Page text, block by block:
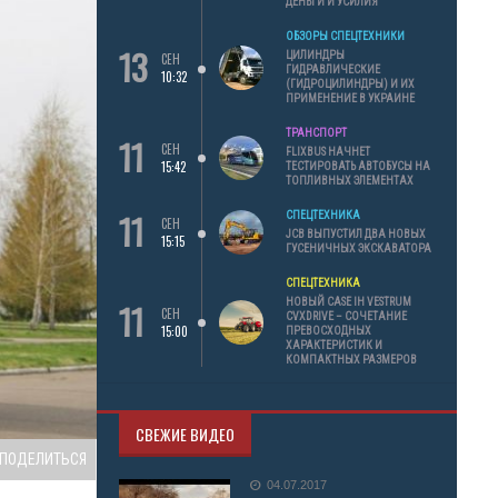
13
СЕН
10:32
ОБЗОРЫ СПЕЦТЕХНИКИ
ЦИЛИНДРЫ
ГИДРАВЛИЧЕСКИЕ
(ГИДРОЦИЛИНДРЫ) И ИХ
ПРИМЕНЕНИЕ В УКРАИНЕ
11
СЕН
15:42
ТРАНСПОРТ
FLIXBUS НАЧНЕТ
ТЕСТИРОВАТЬ АВТОБУСЫ НА
ТОПЛИВНЫХ ЭЛЕМЕНТАХ
11
СЕН
15:15
СПЕЦТЕХНИКА
JCB ВЫПУСТИЛ ДВА НОВЫХ
ГУСЕНИЧНЫХ ЭКСКАВАТОРА
11
СЕН
15:00
СПЕЦТЕХНИКА
НОВЫЙ CASE IH VESTRUM
CVXDRIVE – СОЧЕТАНИЕ
ПРЕВОСХОДНЫХ
ХАРАКТЕРИСТИК И
КОМПАКТНЫХ РАЗМЕРОВ
СВЕЖИЕ ВИДЕО
04.07.2017